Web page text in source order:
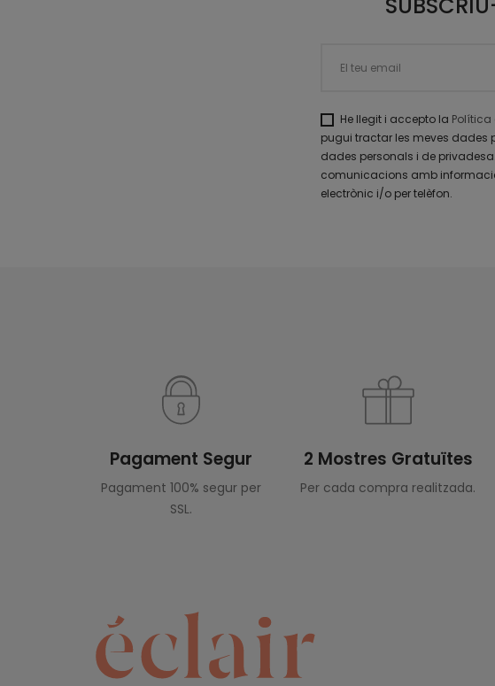
He llegit i accepto la
pugui tractar les meves dades
dades personals i de
comunicacions amb
electrònic i/o per telèfon.
Pagament Segur
Pagament 100% segur per
SSL.
2 Mostres Gratuïtes
Per cada compra realitzada.